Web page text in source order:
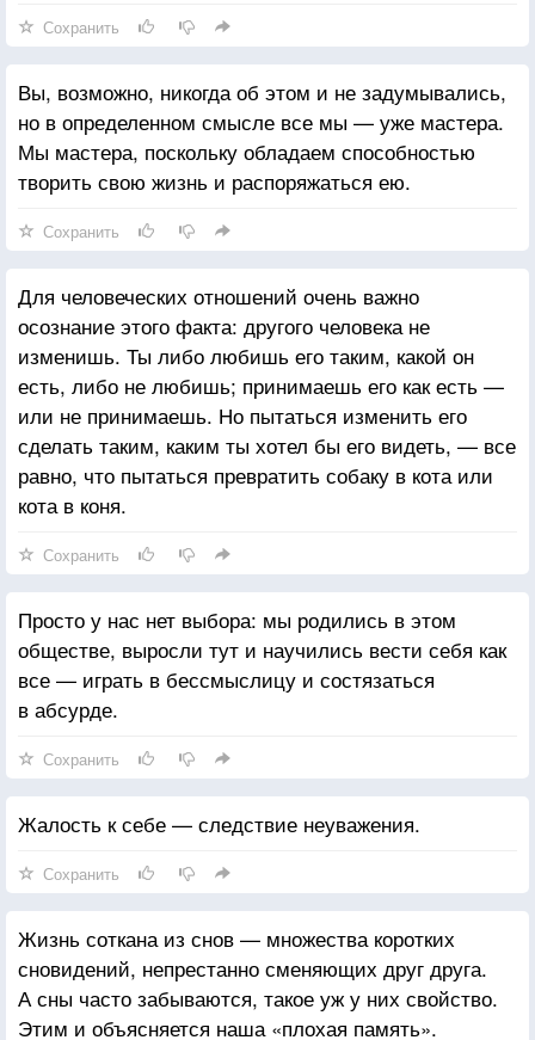
Сохранить
Вы, возможно, никогда об этом и не задумывались,
но в определенном смысле все мы — уже мастера.
Мы мастера, поскольку обладаем способностью
творить свою жизнь и распоряжаться ею.
Сохранить
Для человеческих отношений очень важно
осознание этого факта: другого человека не
изменишь. Ты либо любишь его таким, какой он
есть, либо не любишь; принимаешь его как есть —
или не принимаешь. Но пытаться изменить его
сделать таким, каким ты хотел бы его видеть, — все
равно, что пытаться превратить собаку в кота или
кота в коня.
Сохранить
Просто у нас нет выбора: мы родились в этом
обществе, выросли тут и научились вести себя как
все — играть в бессмыслицу и состязаться
в абсурде.
Сохранить
Жалость к себе — следствие неуважения.
Сохранить
Жизнь соткана из снов — множества коротких
сновидений, непрестанно сменяющих друг друга.
А сны часто забываются, такое уж у них свойство.
Этим и объясняется наша «плохая память».